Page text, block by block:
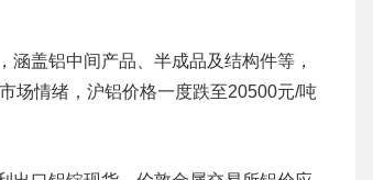
盖铝中间产品、半成品及结构件等，
场情绪，沪铝价格一度跌至20500元/吨